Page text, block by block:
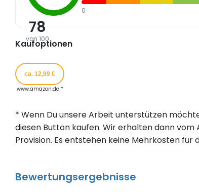
78
von 100
0
Kaufoptionen
ca. 12,99 €
www.amazon.de *
* Wenn Du unsere Arbeit unterstützen
diesen Button kaufen. Wir erhalten dann vom
Provision. Es entstehen keine Mehrkosten für
Bewertungsergebnisse